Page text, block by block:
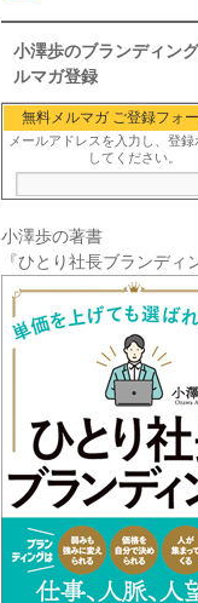
小澤歩のブランディン
ルマガ登録
無料メルマガ ご登録フォ
メールアドレスを入力し、登録
してください。
小澤歩の著書
『ひとり社長ブランディ